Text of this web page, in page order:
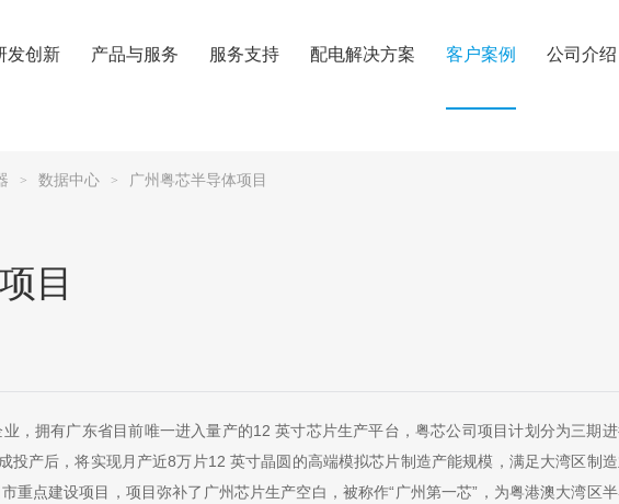
发创新 产品与服务 服务支持 配电解决方案 客户案例 公司介绍
> 数据中心 > 广州粤芯半导体项目
目
拥有广东省目前唯一进入量产的12 英寸芯片生产平台，粤芯公司项目计划分为三期
投产后，将实现月产近8万片12 英寸晶圆的高端模拟芯片制造产能规模，满足大湾区制
点建设项目，项目弥补了广州芯片生产空白，被称作“广州第一芯”，为粤港澳大湾区